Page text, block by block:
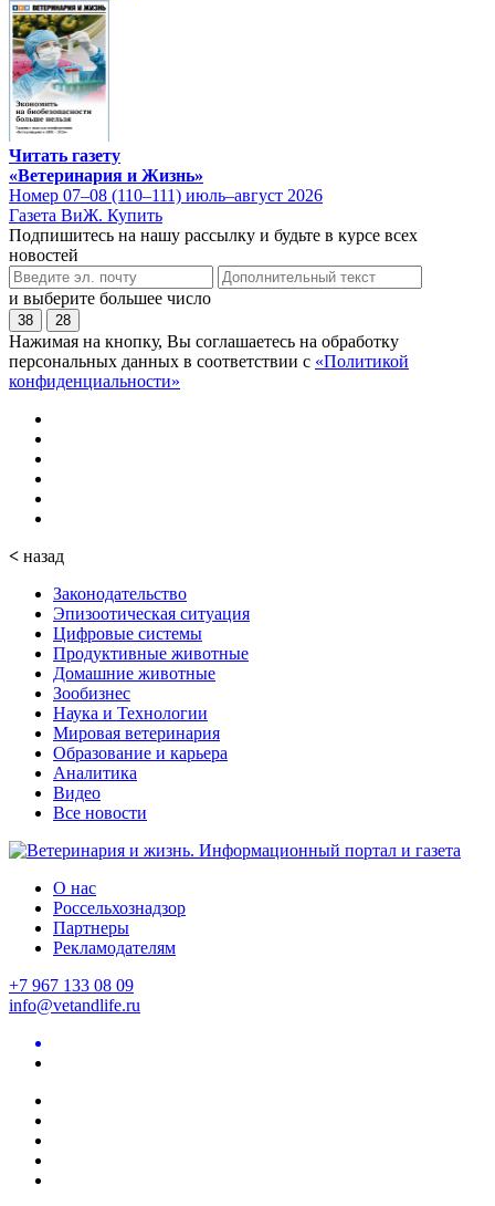
Читать газету
«Ветеринария и Жизнь»
Номер 07–08 (110–111) июль–август 2026
Газета ВиЖ. Купить
Подпишитесь на нашу рассылку и будьте в курсе всех
новостей
и выберите большее число
38 28
Нажимая на кнопку, Вы соглашаетесь на обработку
персональных данных в соответствии с «Политикой
конфиденциальности»
< назад
Законодательство
Эпизоотическая ситуация
Цифровые системы
Продуктивные животные
Домашние животные
Зообизнес
Наука и Технологии
Мировая ветеринария
Образование и карьера
Аналитика
Видео
Все новости
О нас
Россельхознадзор
Партнеры
Рекламодателям
+7 967 133 08 09
info@vetandlife.ru